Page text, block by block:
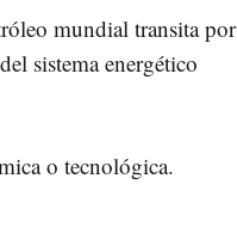
mundial transita por
sistema energético
o tecnológica.